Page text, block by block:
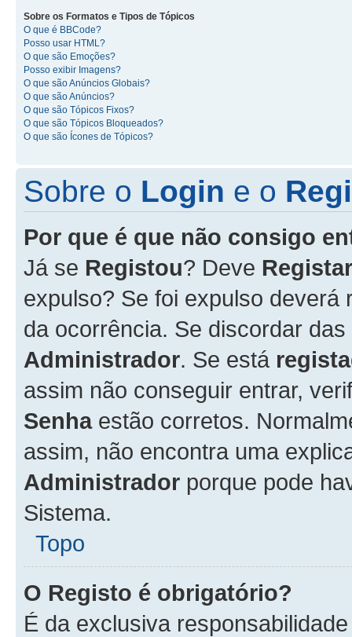
Sobre os Formatos e Tipos de Tópicos
O que é BBCode?
Posso usar HTML?
O que são Emoções?
Posso exibir Imagens?
O que são Anúncios Globais?
O que são Anúncios?
O que são Tópicos Fixos?
O que são Tópicos Bloqueados?
O que são Ícones de Tópicos?
Sobre o Login e o
Por que é que não consigo
Já se Registou? Deve
expulso? Se foi expulso
da ocorrência. Se discordar
Administrador. Se está
assim não conseguir entrar,
Senhaestão corretos.
assim, não encontra uma
Administrador porque pode
Sistema.
Topo
O Registo é obrigatório?
É da exclusiva